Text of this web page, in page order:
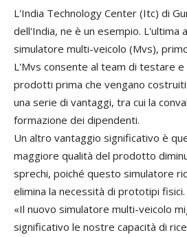
L'India Technology Center (Itc) di
dell'India, ne è un esempio. L'ultima
simulatore multi-veicolo (Mvs),
L'Mvs consente al team di testare e
prodotti prima che vengano costruiti
una serie di vantaggi, tra cui la
formazione dei dipendenti.
Un altro vantaggio significativo è
maggiore qualità del prodotto
sprechi, poiché questo simulatore
elimina la necessità di prototipi fisici.
«Il nuovo simulatore multi-veicolo
significativo le nostre capacità di